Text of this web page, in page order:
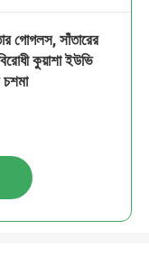
গোগলস, সাঁতারের
কুয়াশা ইউভি
চশমা